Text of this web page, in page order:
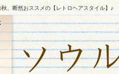
、断然おススメの【レトロヘアスタイル】♪